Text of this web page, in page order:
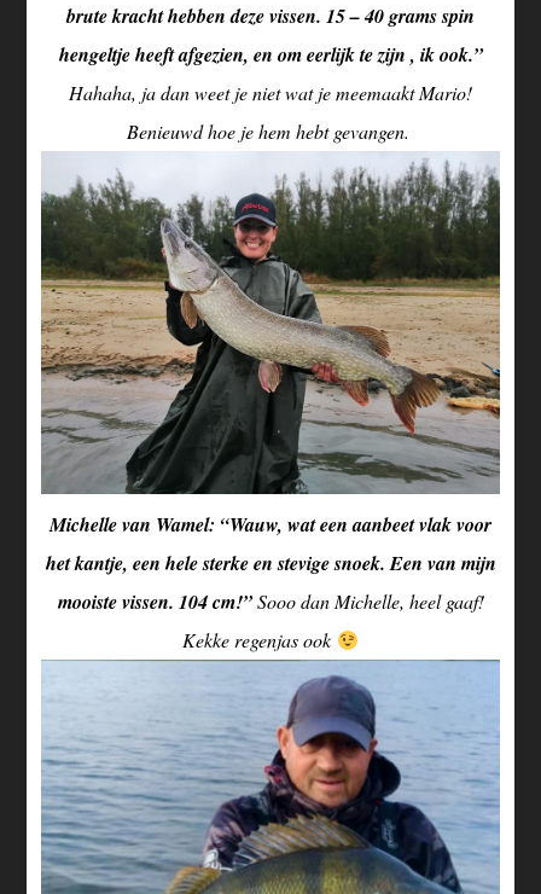
brute kracht hebben deze vissen. 15 – 40 grams spin
hengeltje heeft afgezien, en om eerlijk te zijn , ik ook.”
Hahaha, ja dan weet je niet wat je meemaakt Mario!
Benieuwd hoe je hem hebt gevangen.
Michelle van Wamel: “Wauw, wat een aanbeet vlak voor
het kantje, een hele sterke en stevige snoek. Een van mijn
mooiste vissen. 104 cm!”Sooo dan Michelle, heel gaaf!
Kekke regenjas ook